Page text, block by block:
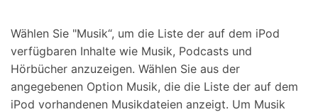
Wählen Sie "Musik“, um die Liste der auf dem iPod
verfügbaren Inhalte wie Musik, Podcasts und
Hörbücher anzuzeigen. Wählen Sie aus der
angegebenen Option Musik, die die Liste der auf dem
iPod vorhandenen Musikdateien anzeigt. Um Musik